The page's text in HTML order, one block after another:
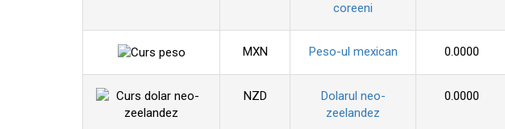
coreeni
MXN Peso-ul mexican 0.0000
NZD
Dolarul neo-
zeelandez
0.0000